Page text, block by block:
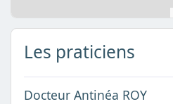
Les praticiens
Docteur Antinéa ROY